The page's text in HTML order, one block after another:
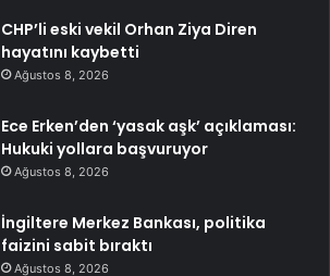
CHP’li eski vekil Orhan Ziya Diren
hayatını kaybetti
Ağustos 8, 2026
Ece Erken’den ‘yasak aşk’ açıklaması:
Hukuki yollara başvuruyor
Ağustos 8, 2026
İngiltere Merkez Bankası, politika
faizini sabit bıraktı
Ağustos 8, 2026